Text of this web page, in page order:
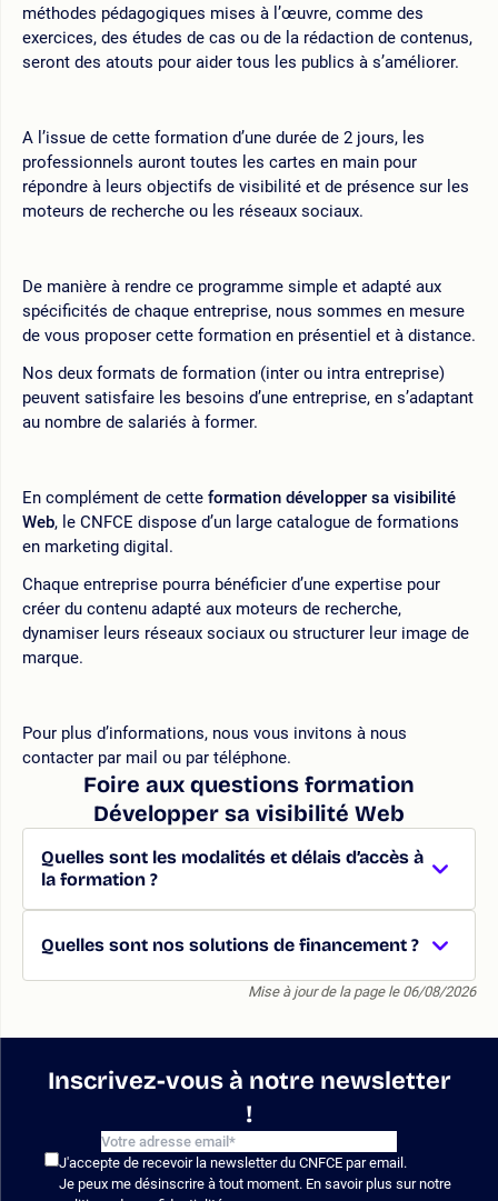
méthodes pédagogiques mises à l’œuvre, comme des
exercices, des études de cas ou de la rédaction de contenus,
seront des atouts pour aider tous les publics à s’améliorer.
A l’issue de cette formation d’une durée de 2 jours, les
professionnels auront toutes les cartes en main pour
répondre à leurs objectifs de visibilité et de présence sur les
moteurs de recherche ou les réseaux sociaux.
De manière à rendre ce programme simple et adapté aux
spécificités de chaque entreprise, nous sommes en mesure
de vous proposer cette formation en présentiel et à distance.
Nos deux formats de formation (inter ou intra entreprise)
peuvent satisfaire les besoins d’une entreprise, en s’adaptant
au nombre de salariés à former.
En complément de cette formation développer sa visibilité
Web, le CNFCE dispose d’un large catalogue de formations
en marketing digital.
Chaque entreprise pourra bénéficier d’une expertise pour
créer du contenu adapté aux moteurs de recherche,
dynamiser leurs réseaux sociaux ou structurer leur image de
marque.
Pour plus d’informations, nous vous invitons à nous
contacter par mail ou par téléphone.
Foire aux questions formation
Développer sa visibilité Web
Quelles sont les modalités et délais d’accès à
la formation ?
Quelles sont nos solutions de financement ?
Mise à jour de la page le 06/08/2026
Inscrivez-vous à notre newsletter
!
J'accepte de recevoir la newsletter du CNFCE par email.
Je peux me désinscrire à tout moment. En savoir plus sur notre